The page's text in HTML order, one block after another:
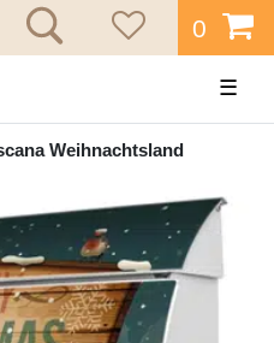
0
☰
Weihnachtsland